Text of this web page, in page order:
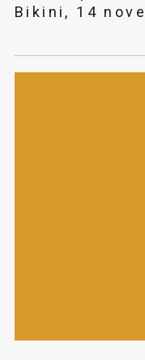
Bikini, 14